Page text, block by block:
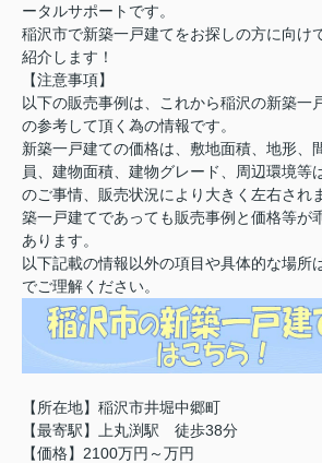
ータルサポートです。
稲沢市で新築一戸建てをお探しの方に向け
紹介します！
【注意事項】
以下の販売事例は、これから稲沢の新築一
の参考して頂く為の情報です。
新築一戸建ての価格は、敷地面積、地形、
員、建物面積、建物グレード、周辺環境等
のご事情、販売状況により大きく左右され
築一戸建てであっても販売事例と価格等が
あります。
以下記載の情報以外の項目や具体的な場所
でご理解ください。
【所在地】稲沢市井堀中郷町
【最寄駅】上丸渕駅 徒歩38分
【価格】2100万円～万円